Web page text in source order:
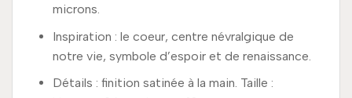
microns.
Inspiration : le coeur, centre névralgique de
notre vie, symbole d’espoir et de renaissance.
Détails : finition satinée à la main. Taille :